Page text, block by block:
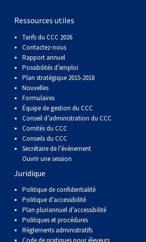
Ressources utiles
Tarifs du CCC 2026
Contactez-nous
Rapport annuel
Possibilités d’emploi
Plan stratégique 2015-2018
Nouvelles
Formulaires
Équipe de gestion du CCC
Conseil d’administration du CCC
Comités du CCC
Conseils du CCC
Secrétaire de l’événement
Ouvrir une session
Juridique
Politique de confidentialité
Politique d'accessibilité
Plan pluriannuel d'accessibilité
Politiques et procédures
Règlements administratifs
Code de pratiques pour éleveurs